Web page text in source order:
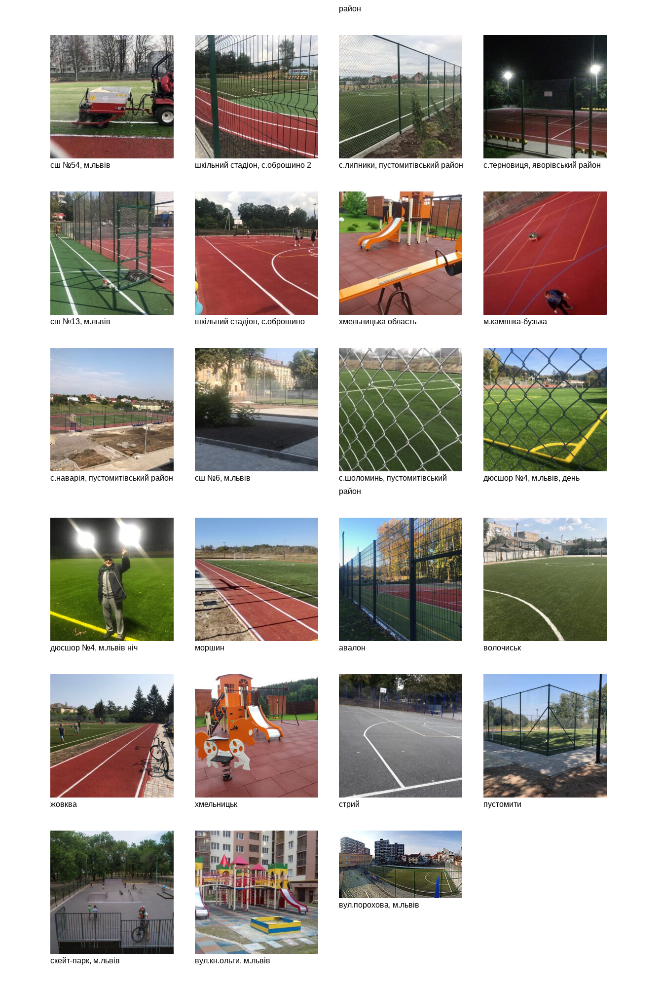
район
сш №54, м.львів шкільний стадіон, с.оброшино 2 с.липники, пустомитівський район с.терновиця, яворівський район
сш №13, м.львів шкільний стадіон, с.оброшино хмельницька область м.камянка-бузька
с.наварія, пустомитівський район сш №6, м.львів
с.шоломинь, пустомитівський
район
дюсшор №4, м.львів, день
дюсшор №4, м.львів ніч моршин авалон волочиськ
жовква хмельницьк стрий пустомити
скейт-парк, м.львів вул.кн.ольги, м.львів
вул.порохова, м.львів